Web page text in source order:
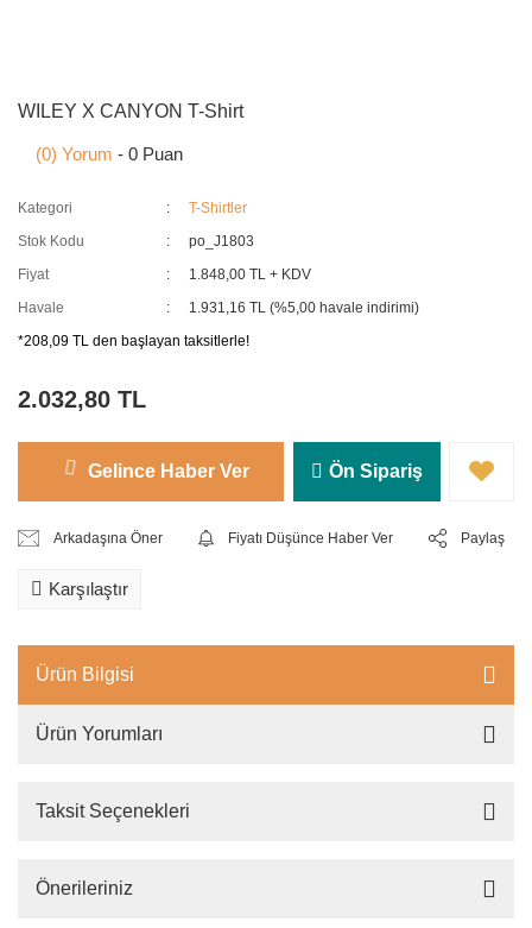
WILEY X CANYON T-Shirt
(0) Yorum - 0 Puan
Kategori
T-Shirtler
Stok Kodu
po_J1803
Fiyat
1.848,00 TL + KDV
Havale
1.931,16 TL (%5,00 havale indirimi)
*208,09 TL den başlayan taksitlerle!
2.032,80 TL
Gelince Haber Ver Ön Sipariş
Arkadaşına Öner Fiyatı Düşünce Haber Ver Paylaş
Karşılaştır
Ürün Bilgisi
Ürün Yorumları
Taksit Seçenekleri
Önerileriniz